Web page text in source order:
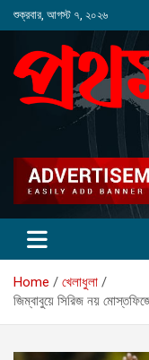
Skip
to
শুক্রবার, আগস্ট ৭, ২০২৬
Home
খেলাধুলা
জিম্বাবুয়ে সিরিজ নয়